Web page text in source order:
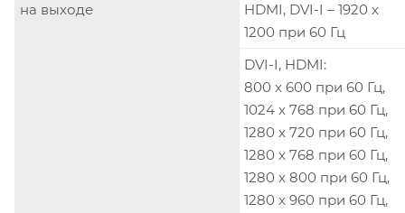
на выходе
HDMI, DVI-I – 1920 x
1200 при 60 Гц
DVI-I, HDMI:
800 x 600 при 60 Гц,
1024 x 768 при 60 Гц,
1280 x 720 при 60 Гц,
1280 x 768 при 60 Гц,
1280 x 800 при 60 Гц,
1280 x 960 при 60 Гц,